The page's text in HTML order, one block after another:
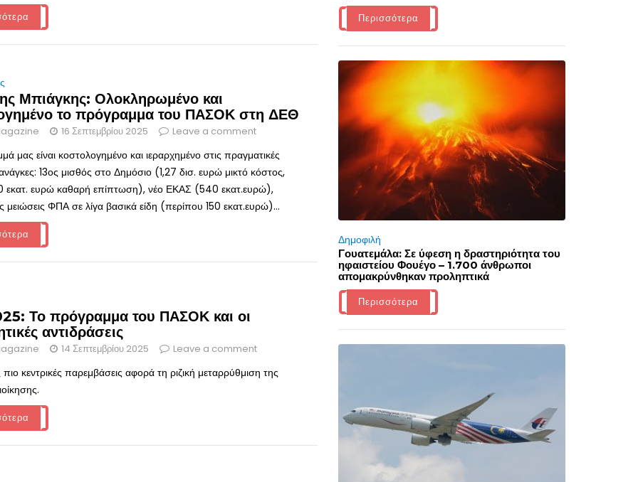
Μπιάγκης: Ολοκληρωμένο και
το πρόγραμμα του ΠΑΣΟΚ στη ΔΕΘ
16 Σεπτεμβρίου 2025 Leave a comment
μας είναι κοστολογημένο και ιεραρχημένο στις πραγματικές
13ος μισθός στο Δημόσιο (1,27 δισ. ευρώ μικτό κόστος,
εκατ. ευρώ καθαρή επίπτωση), νέο ΕΚΑΣ (540 εκατ.ευρώ),
μειώσεις ΦΠΑ σε λίγα βασικά είδη (περίπου 150 εκατ.ευρώ)...
Το πρόγραμμα του ΠΑΣΟΚ και οι
αντιδράσεις
14 Σεπτεμβρίου 2025 Leave a comment
κεντρικές παρεμβάσεις αφορά τη ριζική μεταρρύθμιση της
Περισσότερα
Δημοφιλή
Γουατεμάλα: Σε ύφεση η δραστηριότητα του
ηφαιστείου Φουέγο – 1.700 άνθρωποι
απομακρύνθηκαν προληπτικά
Περισσότερα